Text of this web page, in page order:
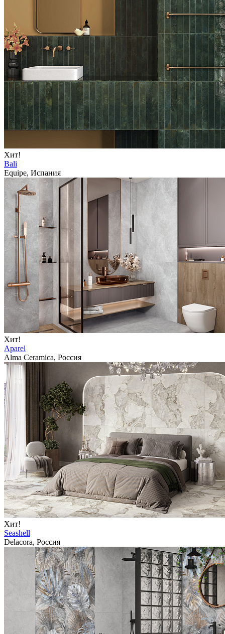
Хит!
Bali
Equipe, Испания
Хит!
Aparel
Alma Ceramica, Россия
Хит!
Seashell
Delacora, Россия